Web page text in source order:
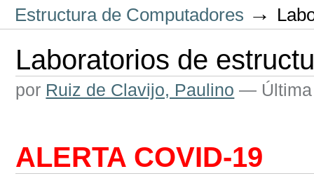
Estructura de Computadores →
Laboratorios de
por Ruiz de Clavijo, Paulino —
ALERTA COVID-19